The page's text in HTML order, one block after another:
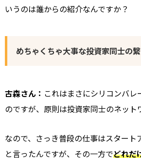
いうのは誰からの紹介なんですか？
めちゃくちゃ大事な投資家同士の
古森さん： これはまさにシリコンバレ
のですが、原則は投資家同士のネット
なので、さっき普段の仕事はスタート
と言ったんですが、その一方でどれだ